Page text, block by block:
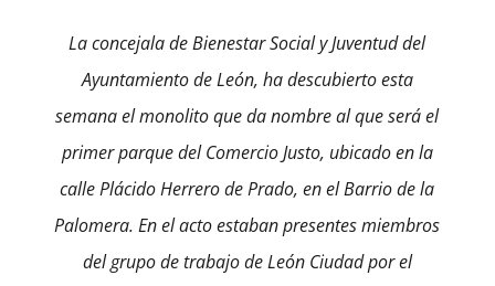
La concejala de Bienestar Social y Juventud del
Ayuntamiento de León, ha descubierto esta
semana el monolito que da nombre al que será el
primer parque del Comercio Justo, ubicado en la
calle Plácido Herrero de Prado, en el Barrio de la
Palomera. En el acto estaban presentes miembros
del grupo de trabajo de León Ciudad por el